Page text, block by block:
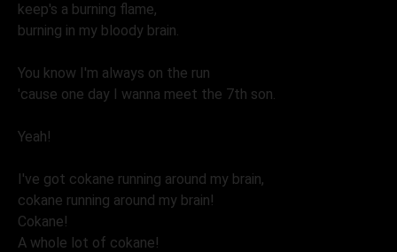
keep's a burning flame,
burning in my bloody brain.
You know I'm always on the run
'cause one day I wanna meet the 7th son.
Yeah!
I've got cokane running around my brain,
cokane running around my brain!
Cokane!
A whole lot of cokane!